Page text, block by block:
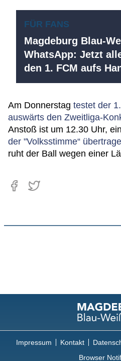
FÜR FANS
Magdeburg Blau-
WhatsApp: Jetzt
den 1. FCM aufs
Am Donnerstag testet der
auswärts den Zweitliga-
Anstoß ist um 12.30 Uhr,
der "Volksstimme“
ruht der Ball wegen einer
Impressum Kontakt
Browser